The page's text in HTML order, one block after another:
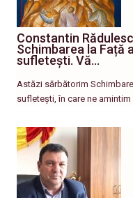
Constantin
Schimbarea la Față
sufletești. Vă…
Astăzi sărbătorim
sufletești, în care ne